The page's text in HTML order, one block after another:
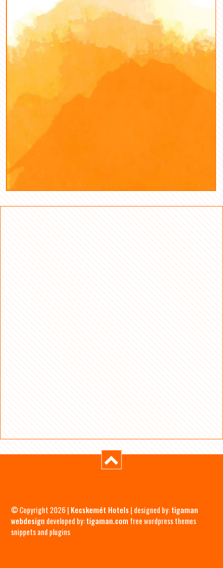
© Copyright 2026 | Kecskemét Hotels | designed by:tigaman
webdesign developed by:tigaman.com free wordpress themes
snippets and plugins